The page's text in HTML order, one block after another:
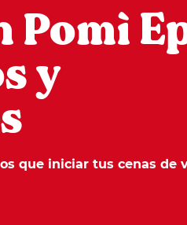
y
que iniciar tus cenas de